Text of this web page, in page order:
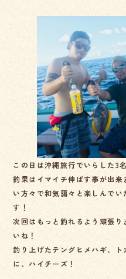
c
b
o
o
k
e
この日は沖縄旅行でいらした3
釣果はイマイチ伸ばす事が出
い方々で和気藹々と楽しんで
す！
次回はもっと釣れるよう頑張
いね！
釣り上げたテングヒメハギ、
に、ハイチーズ！